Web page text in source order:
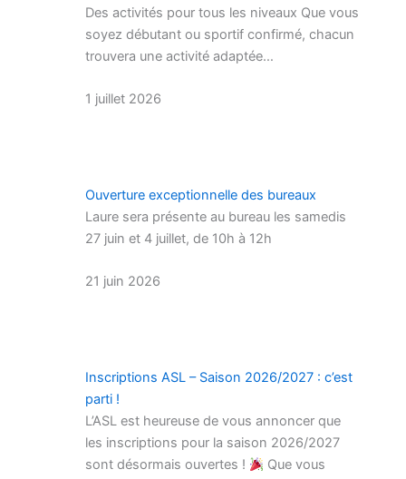
Des activités pour tous les niveaux Que vous
soyez débutant ou sportif confirmé, chacun
trouvera une activité adaptée…
1 juillet 2026
Ouverture exceptionnelle des bureaux
Laure sera présente au bureau les samedis
27 juin et 4 juillet, de 10h à 12h
21 juin 2026
Inscriptions ASL – Saison 2026/2027 : c’est
parti !
L’ASL est heureuse de vous annoncer que
les inscriptions pour la saison 2026/2027
sont désormais ouvertes !
Que vous